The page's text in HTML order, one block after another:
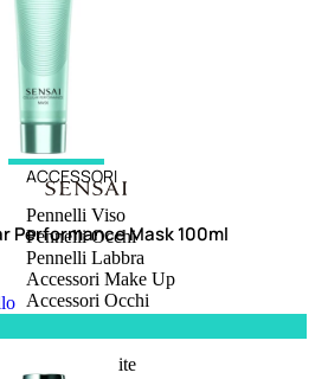
ACCESSORI
Pennelli Viso
Pennelli Occhi
Pennelli Labbra
Accessori Make Up
Accessori Occhi
Pinzette
Temperamatite
Performance Mask 100ml